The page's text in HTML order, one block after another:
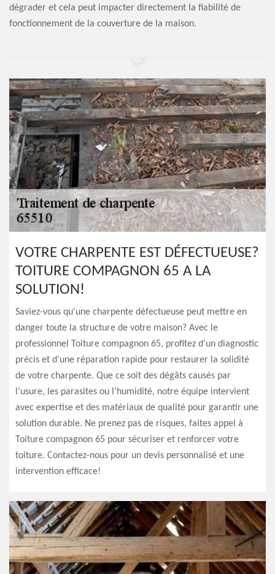
dégrader et cela peut impacter directement la fiabilité de
fonctionnement de la couverture de la maison.
VOTRE CHARPENTE EST DÉFECTUEUSE?
TOITURE COMPAGNON 65 A LA
SOLUTION!
Saviez-vous qu'une charpente défectueuse peut mettre en
danger toute la structure de votre maison? Avec le
professionnel Toiture compagnon 65, profitez d’un diagnostic
précis et d’une réparation rapide pour restaurer la solidité
de votre charpente. Que ce soit des dégâts causés par
l’usure, les parasites ou l’humidité, notre équipe intervient
avec expertise et des matériaux de qualité pour garantir une
solution durable. Ne prenez pas de risques, faites appel à
Toiture compagnon 65 pour sécuriser et renforcer votre
toiture. Contactez-nous pour un devis personnalisé et une
intervention efficace!